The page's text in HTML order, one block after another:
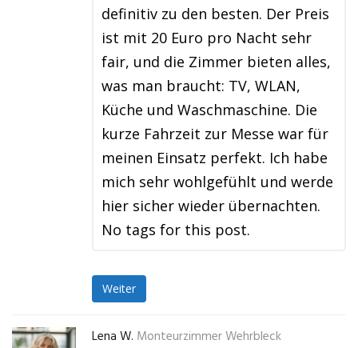
definitiv zu den besten. Der Preis
ist mit 20 Euro pro Nacht sehr
fair, und die Zimmer bieten alles,
was man braucht: TV, WLAN,
Küche und Waschmaschine. Die
kurze Fahrzeit zur Messe war für
meinen Einsatz perfekt. Ich habe
mich sehr wohlgefühlt und werde
hier sicher wieder übernachten.
No tags for this post.
Weiter
Lena W. Monteurzimmer Wehrbleck